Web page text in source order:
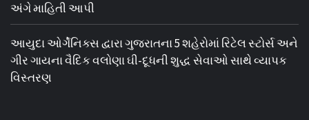
અંગે માહિતી આપી
આયુદા ઓર્ગેનિક્સ દ્વારા ગુજરાતના 5 શહેરોમાં રિટેલ સ્ટોર્સ અને
ગીર ગાયના વૈદિક વલોણા ઘી-દૂધની શુદ્ધ સેવાઓ સાથે વ્યાપક
વિસ્તરણ